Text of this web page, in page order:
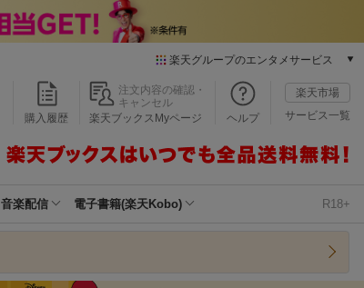
楽天グループのエンタメサービス
本/ゲーム/CD/DVD
楽天ブックス
楽天Kobo
購入履歴
注文内容の確認・
キャンセル
楽天ブックスMyページ
ヘルプ
楽天市場
サービス一覧
音楽配信 電子書籍(楽天Kobo) R18+